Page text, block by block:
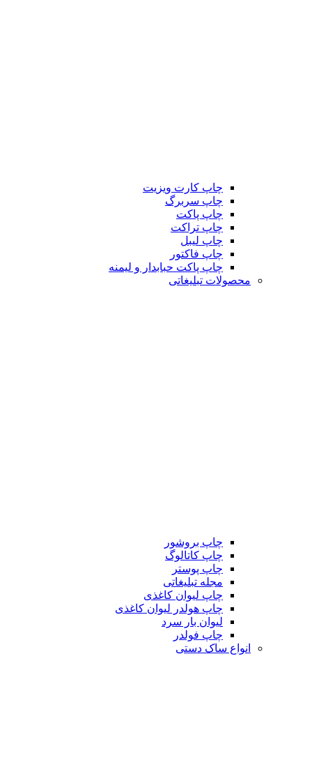
چاپ کارت ویزیت
چاپ سربرگ
چاپ پاکت
چاپ تراکت
چاپ لیبل
چاپ فاکتور
چاپ پاکت حبابدار و لیمنه
محصولات تبلیغاتی
چاپ بروشور
چاپ کاتالوگ
چاپ پوستر
مجله تبلیغاتی
چاپ لیوان کاغذی
چاپ هولدر لیوان کاغذی
لیوان بار سرد
چاپ فولدر
انواع ساک دستی